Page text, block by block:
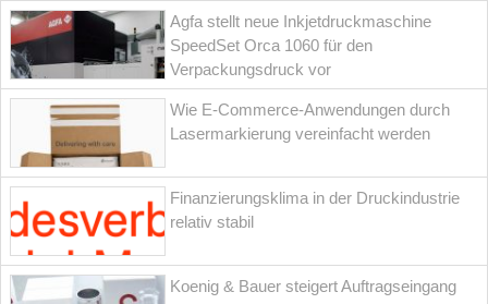
Agfa stellt neue Inkjetdruckmaschine
SpeedSet Orca 1060 für den
Verpackungsdruck vor
Wie E-Commerce-Anwendungen durch
Lasermarkierung vereinfacht werden
Finanzierungsklima in der Druckindustrie
relativ stabil
Koenig & Bauer steigert Auftragseingang